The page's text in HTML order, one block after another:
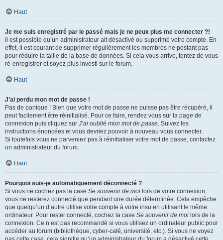
Haut
Je me suis enregistré par le passé mais je ne peux plus me connecter ?!
Il est possible qu’un administrateur ait désactivé ou supprimé votre compte. En
effet, il est courant de supprimer régulièrement les membres ne postant pas
pour réduire la taille de la base de données. Si cela vous arrive, tentez de vous
ré-enregistrer et soyez plus investi sur le forum.
Haut
J’ai perdu mon mot de passe !
Pas de panique ! Bien que votre mot de passe ne puisse pas être récupéré, il
peut facilement être réinitialisé. Pour ce faire, rendez vous sur la page de
connexion puis cliquez sur J’ai oublié mon mot de passe. Suivez les
instructions énoncées et vous devriez pouvoir à nouveau vous connecter.
Si toutefois vous ne parveniez pas à réinitialiser votre mot de passe, contactez
un administrateur du forum.
Haut
Pourquoi suis-je automatiquement déconnecté ?
Si vous ne cochez pas la case Se souvenir de moi lors de votre connexion,
vous ne resterez connecté que pendant une durée déterminée. Cela empêche
que quelqu’un d’autre utilise votre compte à votre insu en utilisant le même
ordinateur. Pour rester connecté, cochez la case Se souvenir de moi lors de la
connexion. Ce n’est pas recommandé si vous utilisez un ordinateur public pour
accéder au forum (bibliothèque, cyber-café, université, etc.). Si vous ne voyez